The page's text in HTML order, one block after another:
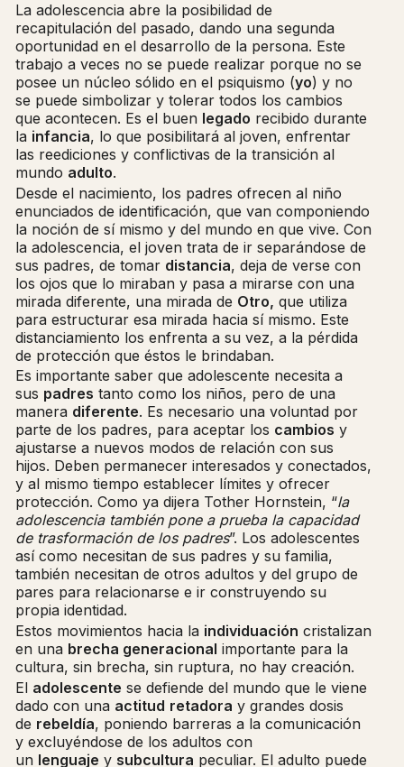
La adolescencia abre la posibilidad de
recapitulación del pasado, dando una segunda
oportunidad en el desarrollo de la persona. Este
trabajo a veces no se puede realizar porque no se
posee un núcleo sólido en el psiquismo (yo) y no
se puede simbolizar y tolerar todos los cambios
que acontecen. Es el buen legado recibido durante
la infancia, lo que posibilitará al joven, enfrentar
las reediciones y conflictivas de la transición al
mundo adulto.
Desde el nacimiento, los padres ofrecen al niño
enunciados de identificación, que van componiendo
la noción de sí mismo y del mundo en que vive. Con
la adolescencia, el joven trata de ir separándose de
sus padres, de tomar distancia, deja de verse con
los ojos que lo miraban y pasa a mirarse con una
mirada diferente, una mirada de Otro, que utiliza
para estructurar esa mirada hacia sí mismo. Este
distanciamiento los enfrenta a su vez, a la pérdida
de protección que éstos le brindaban.
Es importante saber que adolescente necesita a
sus padres tanto como los niños, pero de una
manera diferente. Es necesario una voluntad por
parte de los padres, para aceptar los cambios y
ajustarse a nuevos modos de relación con sus
hijos. Deben permanecer interesados y conectados,
y al mismo tiempo establecer límites y ofrecer
protección. Como ya dijera Tother Hornstein, “la
adolescencia también pone a prueba la capacidad
de trasformación de los padres”. Los adolescentes
así como necesitan de sus padres y su familia,
también necesitan de otros adultos y del grupo de
pares para relacionarse e ir construyendo su
propia identidad.
Estos movimientos hacia la individuación cristalizan
en una brecha generacional importante para la
cultura, sin brecha, sin ruptura, no hay creación.
El adolescente se defiende del mundo que le viene
dado con una actitud retadora y grandes dosis
de rebeldía, poniendo barreras a la comunicación
y excluyéndose de los adultos con
un lenguaje y subcultura peculiar. El adulto puede